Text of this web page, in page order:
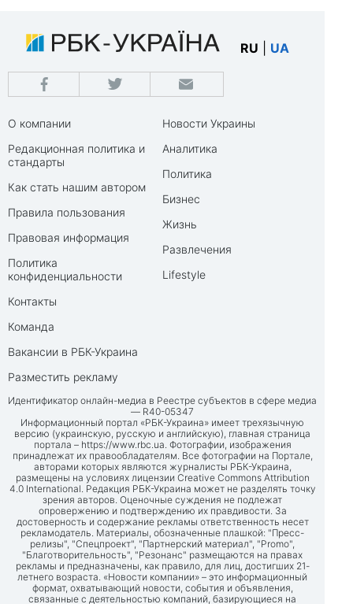
RU UA
О компании
Редакционная политика и
стандарты
Как стать нашим автором
Правила пользования
Правовая информация
Политика
конфиденциальности
Контакты
Команда
Вакансии в РБК-Украина
Разместить рекламу
Новости Украины
Аналитика
Политика
Бизнес
Жизнь
Развлечения
Lifestyle
Идентификатор онлайн-медиа в Реестре субъектов в сфере медиа
— R40-05347
Информационный портал «РБК-Украина» имеет трехязычную
версию (украинскую, русскую и английскую), главная страница
портала – https://www.rbc.ua. Фотографии, изображения
принадлежат их правообладателям. Все фотографии на Портале,
авторами которых являются журналисты РБК-Украина,
размещены на условиях лицензии Creative Commons Attribution
4.0 International. Редакция РБК-Украина может не разделять точку
зрения авторов. Оценочные суждения не подлежат
опровержению и подтверждению их правдивости. За
достоверность и содержание рекламы ответственность несет
рекламодатель. Материалы, обозначенные плашкой: "Пресс-
релизы", "Спецпроект", "Партнерский материал", "Promo",
"Благотворительность", "Резонанс" размещаются на правах
рекламы и предназначены, как правило, для лиц, достигших 21-
летнего возраста. «Новости компании» – это информационный
формат, охватывающий новости, события и объявления,
связанные с деятельностью компаний, базирующиеся на